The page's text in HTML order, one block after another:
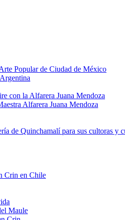
Popular de Ciudad de México
con la Alfarera Juana Mendoza
Alfarera Juana Mendoza
de Quinchamalí para sus cultoras y
Crin en Chile
Maule